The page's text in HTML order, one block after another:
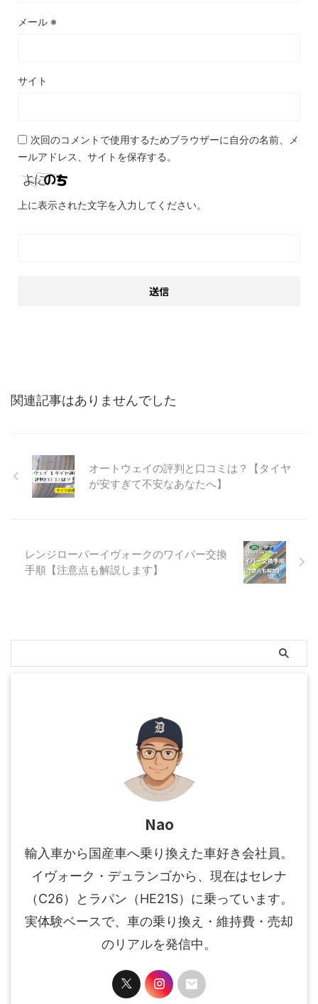
メール ※
サイト
次回のコメントで使用するためブラウザーに自分の名前、メ
ールアドレス、サイトを保存する。
上に表示された文字を入力してください。
関連記事はありませんでした
オートウェイの評判と口コミは？【タイヤ
が安すぎて不安なあなたへ】
レンジローバーイヴォークのワイパー交換
手順【注意点も解説します】
Nao
輸入車から国産車へ乗り換えた車好き会社員。
イヴォーク・デュランゴから、現在はセレナ
（C26）とラパン（HE21S）に乗っています。
実体験ベースで、車の乗り換え・維持費・売却
のリアルを発信中。